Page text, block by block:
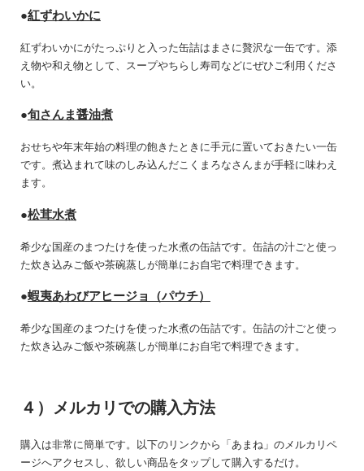
●紅ずわいかに
紅ずわいかにがたっぷりと入った缶詰はまさに贅沢な一缶です。添
え物や和え物として、スープやちらし寿司などにぜひご利用くださ
い。
●旬さんま醤油煮
おせちや年末年始の料理の飽きたときに手元に置いておきたい一缶
です。煮込まれて味のしみ込んだこくまろなさんまが手軽に味わえ
ます。
●松茸水煮
希少な国産のまつたけを使った水煮の缶詰です。缶詰の汁ごと使っ
た炊き込みご飯や茶碗蒸しが簡単にお自宅で料理できます。
●蝦夷あわびアヒージョ（パウチ）
希少な国産のまつたけを使った水煮の缶詰です。缶詰の汁ごと使っ
た炊き込みご飯や茶碗蒸しが簡単にお自宅で料理できます。
４）メルカリでの購入方法
購入は非常に簡単です。以下のリンクから「あまね」のメルカリペ
ージへアクセスし、欲しい商品をタップして購入するだけ。